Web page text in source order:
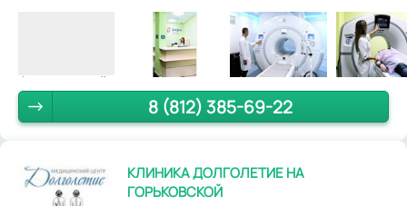
8 (812) 385-69-22
КЛИНИКА ДОЛГОЛЕТИЕ НА
ГОРЬКОВСКОЙ